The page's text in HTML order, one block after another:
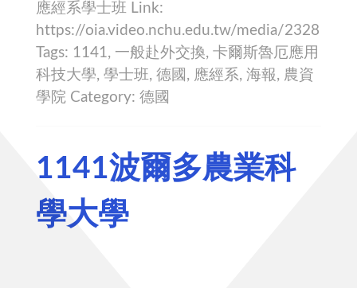
應經系學士班 Link:
https://oia.video.nchu.edu.tw/media/2328
Tags: 1141, 一般赴外交換, 卡爾斯魯厄應用
科技大學, 學士班, 德國, 應經系, 海報, 農資
學院 Category: 德國
1141波爾多農業科
學大學